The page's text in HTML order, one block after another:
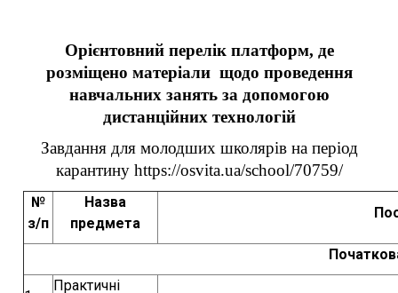
Орієнтовний перелік платформ, де
розміщено матеріали щодо проведення
навчальних занять за допомогою
дистанційних технологій
Завдання для молодших школярів на період
карантину https://osvita.ua/school/70759/
№
з/п
Назва
предмета
Практичні